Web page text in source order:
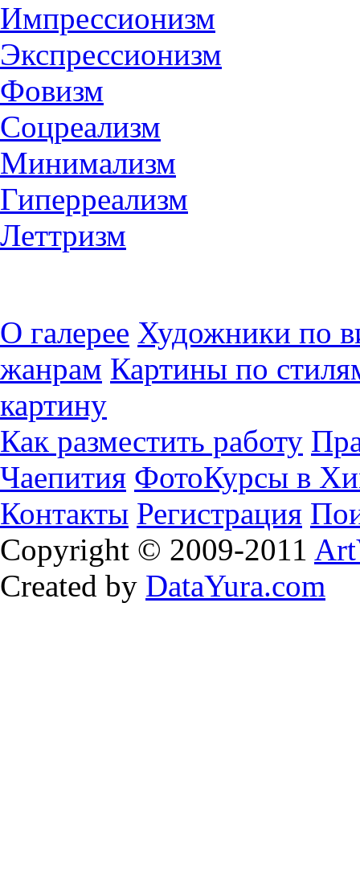
Импрессионизм
Экспрессионизм
Фовизм
Соцреализм
Минимализм
Гиперреализм
Леттризм
О галерее Художники по
жанрам Картины по
картину
Как разместить работу
Чаепития ФотоКурсы в
Контакты Регистрация
Copyright © 2009-2011
Created by DataYura.com